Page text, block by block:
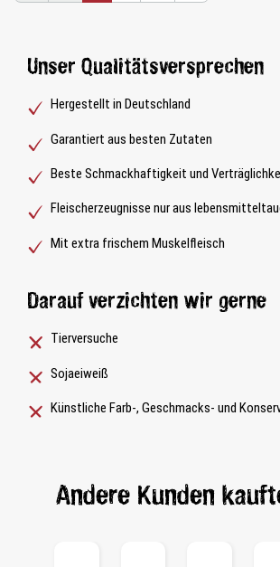
Unser Qualitätsversprechen
Hergestellt in Deutschland
Garantiert aus besten Zutaten
Beste Schmackhaftigkeit und
Fleischerzeugnisse nur aus
Mit extra frischem Muskelfleisch
Darauf verzichten wir gerne
Tierversuche
Sojaeiweiß
Künstliche Farb-, Geschmacks- und
Andere Kunden